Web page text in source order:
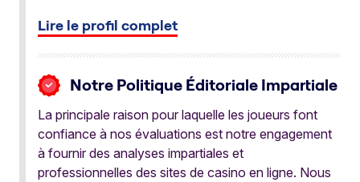
Lire le profil complet
Notre Politique Éditoriale Impartiale
La principale raison pour laquelle les joueurs font
confiance à nos évaluations est notre engagement
à fournir des analyses impartiales et
professionnelles des sites de casino en ligne. Nous